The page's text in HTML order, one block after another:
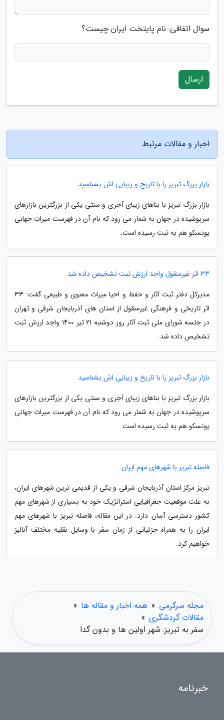
سوال اتفاقی: نام پایتخت ایران چیست؟
ارسال
اخبار و مقالات مرتبط
بازار بزرگ تبریز را با تاریخ و زیبایی اش بشناسید
بازار بزرگ تبریز با بناهای زیبای آجری و سنتی یکی از بزرگترین بازارهای
سرپوشیده در جهان به شمار می رود که نام آن در فهرست میراث جهانی
یونسکو هم به ثبت رسیده است.
33 اثر غیرمنقول واجد ارزش ثبت تشخیص داده شد
مدیرکل دفتر ثبت آثار و حفظ و احیا میراث معنوی و طبیعی گفت: 33
اثر تاریخی و فرهنگی غیرمنقول از استان های آذربایجان شرقی و تهران
در جلسه شورای ملی ثبت آثار روز دوشنبه 21 تیر 1400 واجد ارزش ثبت
تشخیص داده شد.
بازار بزرگ تبریز را با تاریخ و زیبایی اش بشناسید
بازار بزرگ تبریز با بناهای زیبای آجری و سنتی یکی از بزرگترین بازارهای
سرپوشیده در جهان به شمار می رود که نام آن در فهرست میراث جهانی
یونسکو هم به ثبت رسیده است.
فاصله تبریز با شهرهای مهم ایران
تبریز مرکز استان آذربایجان شرقی و یکی از قدیمی ترین شهرهای ایران،
به علت موقعیت جغرافیایی استراتژیک خود به بسیاری از شهرهای مهم
کشور دسترسی آسان دارد. در این مقاله، فاصله تبریز با شهرهای مهم
ایران را به همراه جزئیاتی از زمان سفر با وسایل نقلیه مختلف آنالیز
خواهیم کرد.
مجله سرگرمی » همه اخبار و مقاله ها »
مقالات گردشگری »
سفر به تبریز: شهر اولین ها و بدون گدا
خبرنامه